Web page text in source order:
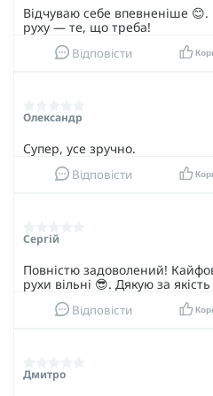
Відчуваю себе впевненіше 😊.
руху — те, що треба!
Відповісти
Олександр
Супер, усе зручно.
Відповісти
Сергій
Повністю задоволений!
рухи вільні 😎. Дякую за якість
Відповісти
Дмитро